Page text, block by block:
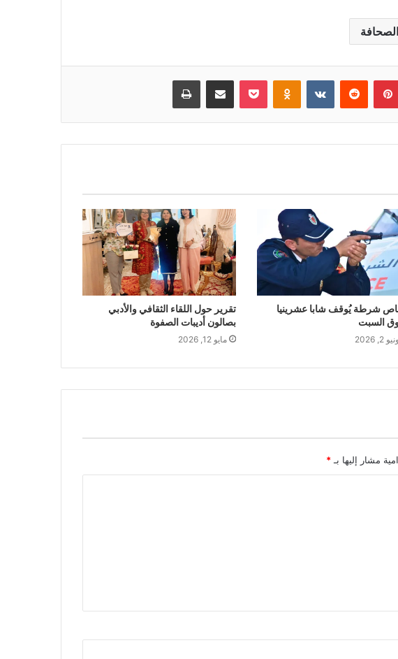
بينتيريست Odnoklassniki
بوكيت مشاركة عبر البريد طباعة
شرطة يُوقف شابا عشرينيا
السبت
2, 2026
تقرير حول اللقاء الثقافي والأدبي
بصالون أديبات الصفوة
مايو 12, 2026
مشار إليها بـ*